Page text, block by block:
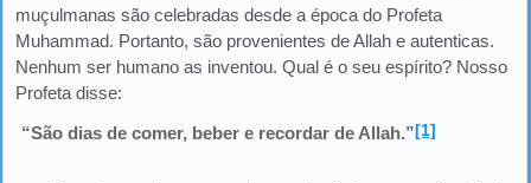
muçulmanas são celebradas desde a época do Profeta
Muhammad. Portanto, são provenientes de Allah e autenticas.
Nenhum ser humano as inventou. Qual é o seu espírito? Nosso
Profeta disse:
“São dias de comer, beber e recordar de Allah.”[1]